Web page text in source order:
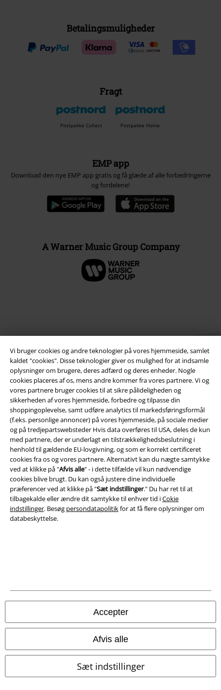
Vi bruger cookies og andre teknologier på vores hjemmeside, samlet
kaldet "cookies". Disse teknologier giver os mulighed for at indsamle
oplysninger om brugere, deres adfærd og deres enheder. Nogle
cookies placeres af os, mens andre kommer fra vores partnere. Vi og
vores partnere bruger cookies til at sikre pålideligheden og
sikkerheden af ​​vores hjemmeside, forbedre og tilpasse din
shoppingoplevelse, samt udføre analytics til markedsføringsformål
(f.eks. personlige annoncer) på vores hjemmeside, på sociale medier
og på tredjepartswebsteder Hvis data overføres til USA, deles de kun
med partnere, der er underlagt en tilstrækkelighedsbeslutning i
henhold til gældende EU-lovgivning, og som er korrekt certificeret
cookies fra os og vores partnere. Alternativt kan du nægte samtykke
ved at klikke på "Afvis alle" - i dette tilfælde vil kun nødvendige
cookies blive brugt. Du kan også justere dine individuelle
præferencer ved at klikke på "Sæt indstillinger." Du har ret til at
tilbagekalde eller ændre dit samtykke til enhver tid iCokie
indstillinger. Besøg persondatapolitikfor at få flere oplysninger om
databeskyttelse.
Accepter
Afvis alle
Sæt indstillinger
Betalingsmuligheder
Fragt
Postpakke Collect Postpakke Home
EMP app
Download den nye EMP app gratis og få glæde af alle forbedringerne
og fordelene!
A Warner Music Group Company
Juridisk
Salgs-, medlems- & leveringsbetingelser
Om EMP Danmark
Persondatapolitik
Bortskaffelse af affald og miljøbeskyttelse
Overensstemmelseserklæring
Oplysninger om tilgængelighed